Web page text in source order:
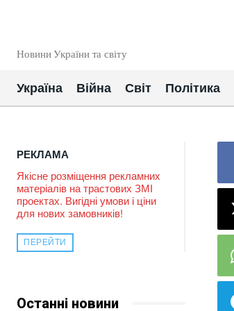
Новини України та світу
Україна Війна Світ Політика
РЕКЛАМА
Якісне розміщення рекламних
матеріалів на трастових ЗМІ
проектах. Вигідні умови і ціни
для нових замовників!
ПЕРЕЙТИ
Останні новини